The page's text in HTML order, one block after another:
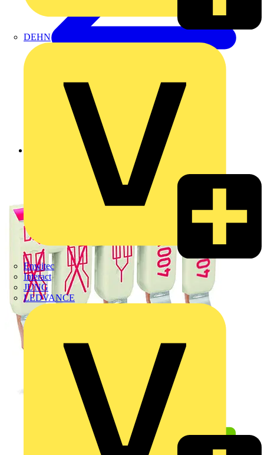
DEHN
Enwitec
Interact
JUNG
LEDVANCE
Zurück zu Produkte